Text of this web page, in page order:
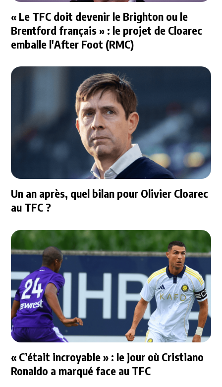
« Le TFC doit devenir le Brighton ou le
Brentford français » : le projet de Cloarec
emballe l'After Foot (RMC)
Un an après, quel bilan pour Olivier Cloarec
au TFC ?
« C’était incroyable » : le jour où Cristiano
Ronaldo a marqué face au TFC